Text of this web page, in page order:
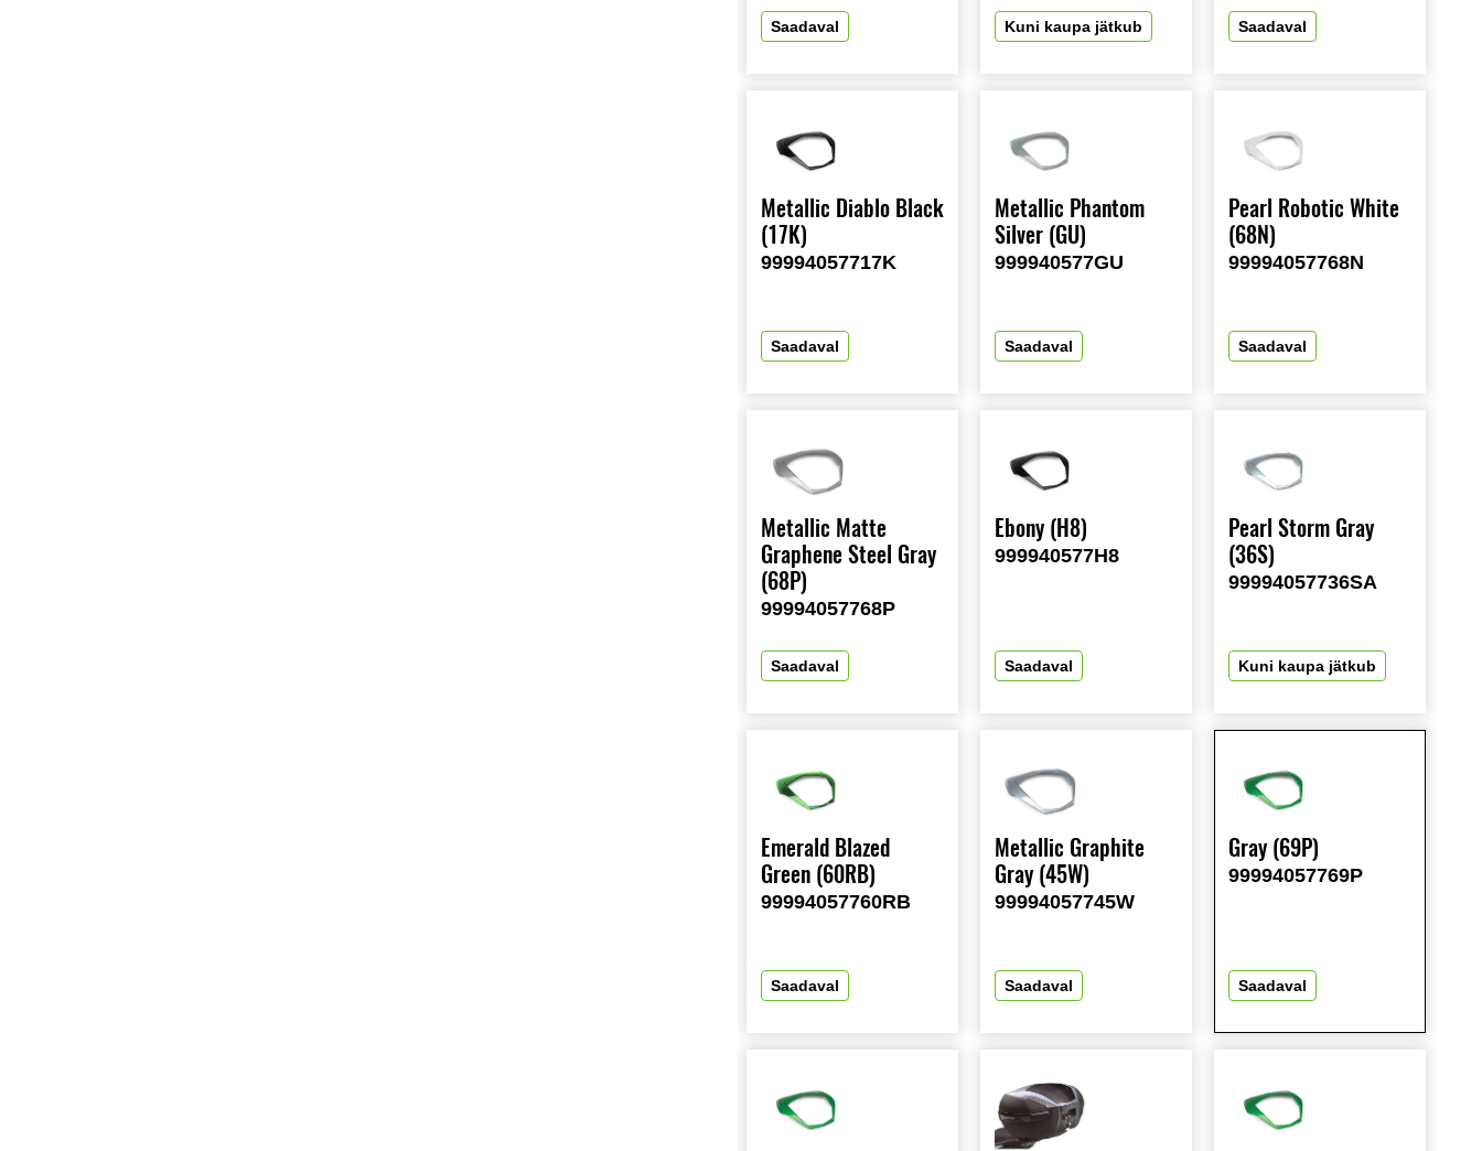
Saadaval Kuni kaupa jätkub Saadaval
Metallic Diablo Black
(17K)
99994057717K
Saadaval
Metallic Phantom
Silver (GU)
999940577GU
Saadaval
Pearl Robotic White
(68N)
99994057768N
Saadaval
Metallic Matte
Graphene Steel Gray
(68P)
99994057768P
Saadaval
Ebony (H8)
999940577H8
Saadaval
Pearl Storm Gray
(36S)
99994057736SA
Kuni kaupa jätkub
Emerald Blazed
Green (60RB)
99994057760RB
Saadaval
Metallic Graphite
Gray (45W)
99994057745W
Saadaval
Gray (69P)
99994057769P
Saadaval